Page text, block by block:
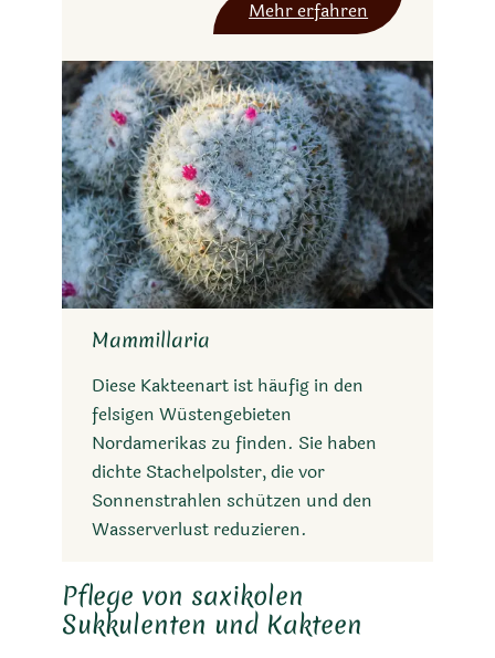
Mehr erfahren
Mammillaria
Diese Kakteenart ist häufig in den
felsigen Wüstengebieten
Nordamerikas zu finden. Sie haben
dichte Stachelpolster, die vor
Sonnenstrahlen schützen und den
Wasserverlust reduzieren.
Pflege von saxikolen
Sukkulenten und Kakteen